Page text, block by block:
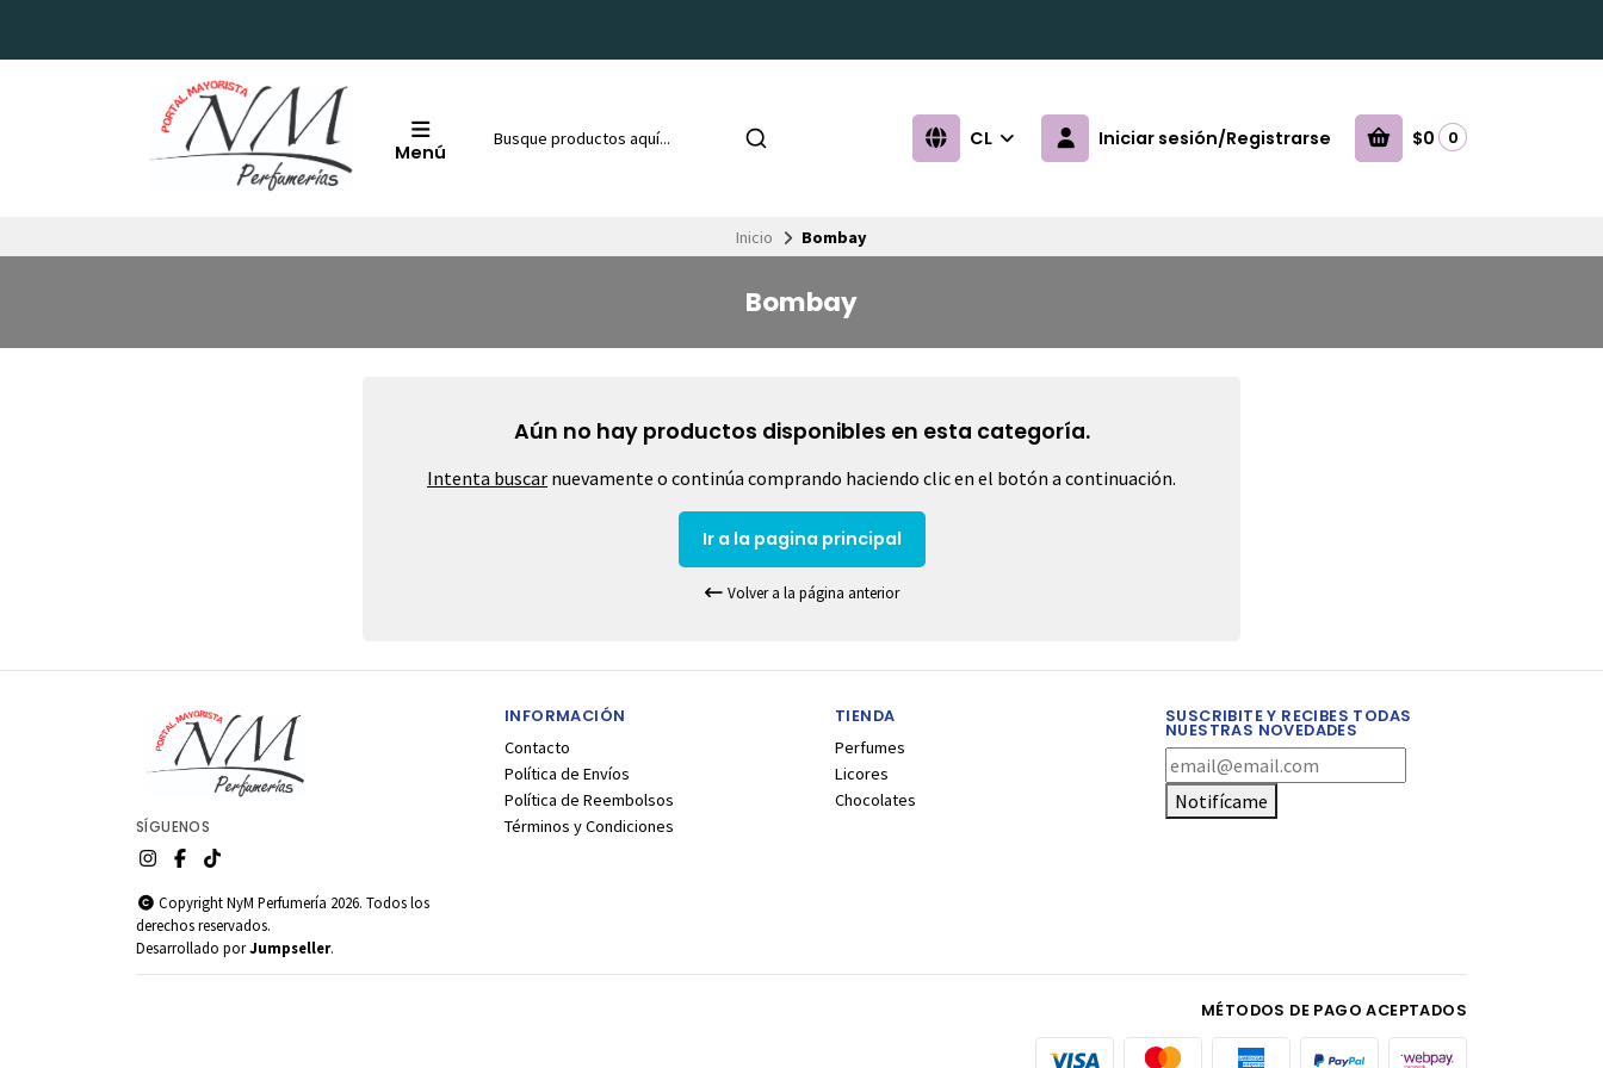
Menú
CL Iniciar sesión/Registrarse $0 0
Inicio Bombay
Bombay
Aún no hay productos disponibles en esta categoría.
Intenta buscar nuevamente o continúa comprando haciendo clic en el botón a continuación.
Ir a la pagina principal
Volver a la página anterior
SÍGUENOS
Copyright NyM Perfumería 2026. Todos los
derechos reservados.
Desarrollado porJumpseller.
INFORMACIÓN
Contacto
Política de Envíos
Política de Reembolsos
Términos y Condiciones
TIENDA
Perfumes
Licores
Chocolates
SUSCRIBITE Y RECIBES TODAS
NUESTRAS NOVEDADES
Notifícame
MÉTODOS DE PAGO ACEPTADOS